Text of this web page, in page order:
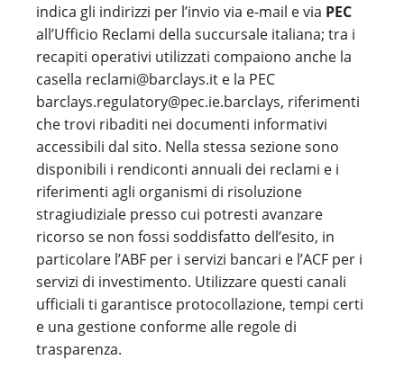
indica gli indirizzi per l’invio via e-mail e via PEC
all’Ufficio Reclami della succursale italiana; tra i
recapiti operativi utilizzati compaiono anche la
casella reclami@barclays.it e la PEC
barclays.regulatory@pec.ie.barclays, riferimenti
che trovi ribaditi nei documenti informativi
accessibili dal sito. Nella stessa sezione sono
disponibili i rendiconti annuali dei reclami e i
riferimenti agli organismi di risoluzione
stragiudiziale presso cui potresti avanzare
ricorso se non fossi soddisfatto dell’esito, in
particolare l’ABF per i servizi bancari e l’ACF per i
servizi di investimento. Utilizzare questi canali
ufficiali ti garantisce protocollazione, tempi certi
e una gestione conforme alle regole di
trasparenza.